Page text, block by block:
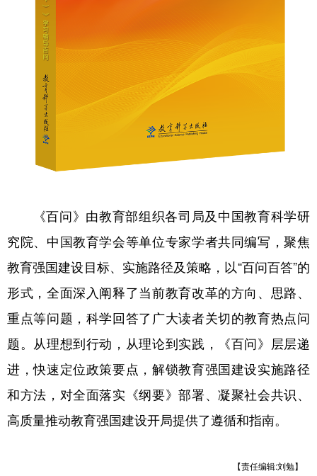
多语种频道
English Español Français عربى
日本語 한국어
Deutsch Português
《百问》由教育部组织各司局及中国教育科学研
究院、中国教育学会等单位专家学者共同编写，聚焦
教育强国建设目标、实施路径及策略，以“百问百答”的
形式，全面深入阐释了当前教育改革的方向、思路、
重点等问题，科学回答了广大读者关切的教育热点问
题。从理想到行动，从理论到实践，《百问》层层递
进，快速定位政策要点，解锁教育强国建设实施路径
和方法，对全面落实《纲要》部署、凝聚社会共识、
高质量推动教育强国建设开局提供了遵循和指南。
【责任编辑:刘勉】